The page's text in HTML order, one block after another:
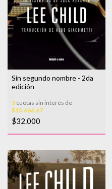
Sin segundo nombre - 2da
edición
3 cuotas sin interés de
$10.666,67
$32.000